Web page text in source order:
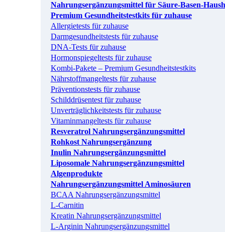
Nahrungsergänzungsmittel für Säure-Basen-
Premium Gesundheitstestkits für zuhause
Allergietests für zuhause
Darmgesundheitstests für zuhause
DNA-Tests für zuhause
Hormonspiegeltests für zuhause
Kombi-Pakete – Premium Gesundheitstestkits
Nährstoffmangeltests für zuhause
Präventionstests für zuhause
Schilddrüsentest für zuhause
Unverträglichkeitstests für zuhause
Vitaminmangeltests für zuhause
Resveratrol Nahrungsergänzungsmittel
Rohkost Nahrungsergänzung
Inulin Nahrungsergänzungsmittel
Liposomale Nahrungsergänzungsmittel
Algenprodukte
Nahrungsergänzungsmittel Aminosäuren
BCAA Nahrungsergänzungsmittel
L-Carnitin
Kreatin Nahrungsergänzungsmittel
L-Arginin Nahrungsergänzungsmittel